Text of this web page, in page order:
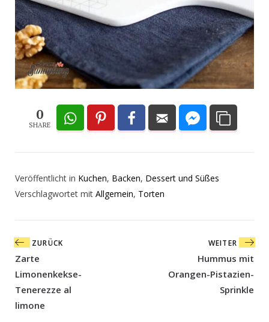
0
SHARE
Veröffentlicht in Kuchen, Backen, Dessert und Süßes
Verschlagwortet mit Allgemein, Torten
Beitragsnavigation
ZURÜCK
Zarte
Limonenkekse-
Tenerezze al
limone
WEITER
Hummus mit
Orangen-Pistazien-
Sprinkle